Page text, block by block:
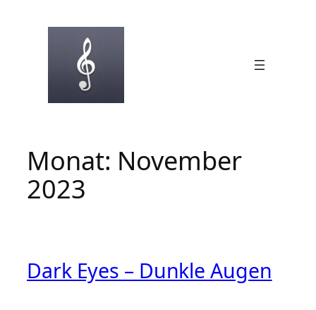
Monat: November
2023
Dark Eyes – Dunkle Augen